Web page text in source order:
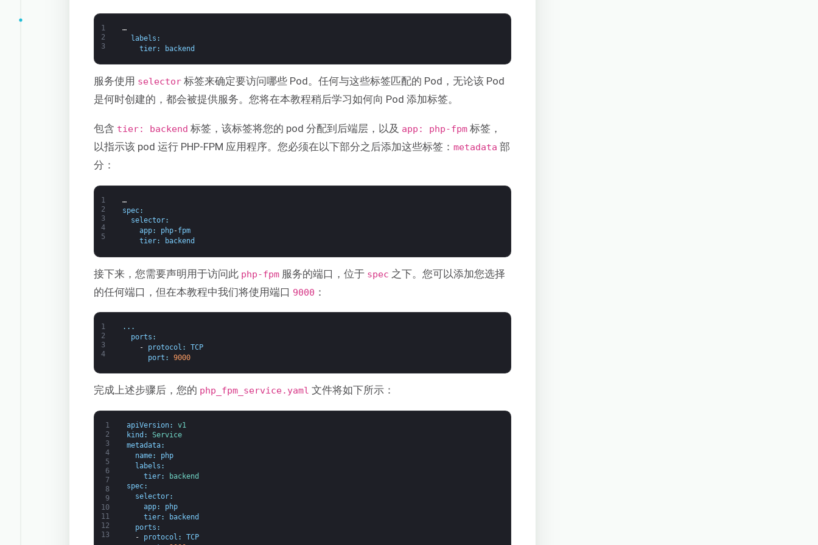
1
2
3
…
labels :
tier: backend
服务使用 selector 标签来确定要访问哪些 Pod。任何与这些标签匹配的 Pod，无论该 Pod
是何时创建的，都会被提供服务。您将在本教程稍后学习如何向 Pod 添加标签。
包含 tier: backend 标签，该标签将您的 pod 分配到后端层，以及 app: php-fpm 标签，
以指示该 pod 运行 PHP-FPM 应用程序。您必须在以下部分之后添加这些标签：metadata 部
分：
1
2
3
4
5
…
spec:
selector:
app: php-fpm
tier: backend
接下来，您需要声明用于访问此 php-fpm 服务的端口，位于 spec 之下。您可以添加您选择
的任何端口，但在本教程中我们将使用端口 9000 ：
1
2
3
4
. . .
ports :
-
protocol :
TCP
port : 9000
完成上述步骤后，您的 php_fpm_service.yaml 文件将如下所示：
1
2
3
4
5
6
7
8
9
10
11
12
13
apiVersion:
v1
kind :
Service
metadata:
name:
php
labels :
tier:
backend
spec:
selector:
app:
php
tier:
backend
ports :
-
protocol :
TCP